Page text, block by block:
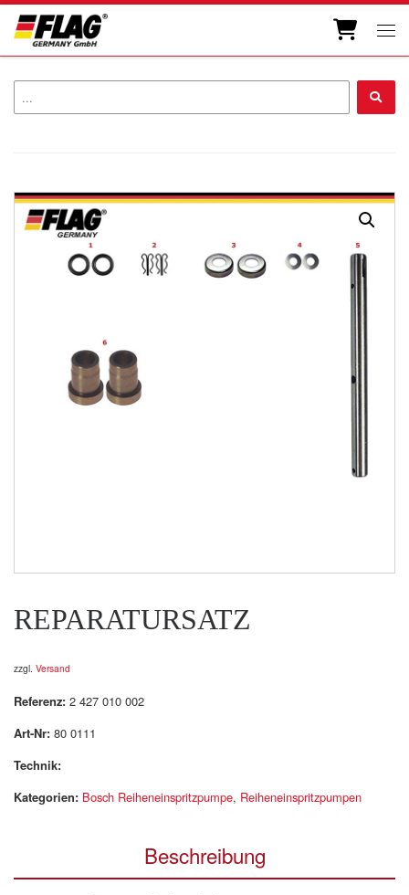
Zum Inhalt springen
REPARATURSATZ
zzgl. Versand
Referenz: 2 427 010 002
Art-Nr: 80 0111
Technik:
Kategorien: Bosch Reiheneinspritzpumpe, Reiheneinspritzpumpen
Beschreibung